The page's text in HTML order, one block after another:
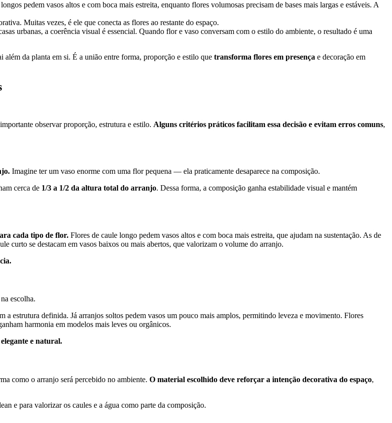
pedem vasos altos e com boca mais estreita, enquanto flores volumosas precisam de bases mais largas e estáveis. A
Muitas vezes, é ele que conecta as flores ao restante do espaço.
urbanas, a coerência visual é essencial. Quando flor e vaso conversam com o estilo do ambiente, o resultado é uma
além da planta em si. É a união entre forma, proporção e estilo que transforma flores em presença e decoração em
observar proporção, estrutura e estilo. Alguns critérios práticos facilitam essa decisão e evitam erros comuns,
Imagine ter um vaso enorme com uma flor pequena — ela praticamente desaparece na composição.
cerca de 1/3 a 1/2 da altura total do arranjo. Dessa forma, a composição ganha estabilidade visual e mantém
cada tipo de flor. Flores de caule longo pedem vasos altos e com boca mais estreita, que ajudam na sustentação. As de
curto se destacam em vasos baixos ou mais abertos, que valorizam o volume do arranjo.
escolha.
estrutura definida. Já arranjos soltos pedem vasos um pouco mais amplos, permitindo leveza e movimento. Flores
harmonia em modelos mais leves ou orgânicos.
e natural.
como o arranjo será percebido no ambiente. O material escolhido deve reforçar a intenção decorativa do espaço,
e para valorizar os caules e a água como parte da composição.